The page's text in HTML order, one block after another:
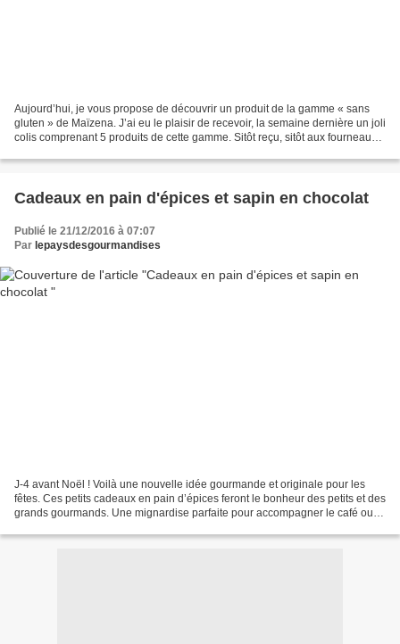
Aujourd’hui, je vous propose de découvrir un produit de la gamme « sans
gluten » de Maïzena. J’ai eu le plaisir de recevoir, la semaine dernière un joli
colis comprenant 5 produits de cette gamme. Sitôt reçu, sitôt aux fourneaux.
Cadeaux en pain d'épices et sapin en chocolat
Publié le 21/12/2016 à 07:07
Par lepaysdesgourmandises
J-4 avant Noël ! Voilà une nouvelle idée gourmande et originale pour les
fêtes. Ces petits cadeaux en pain d’épices feront le bonheur des petits et des
grands gourmands. Une mignardise parfaite pour accompagner le café ou le